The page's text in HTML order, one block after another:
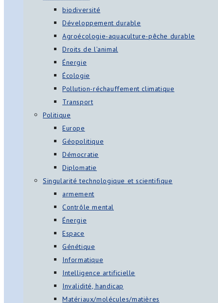
biodiversité
Développement durable
Agroécologie-aquaculture-pêche durable
Droits de l’animal
Énergie
Écologie
Pollution-réchauffement climatique
Transport
Politique
Europe
Géopolitique
Démocratie
Diplomatie
Singularité technologique et scientifique
armement
Contrôle mental
Énergie
Espace
Génétique
Informatique
Intelligence artificielle
Invalidité, handicap
Matériaux/molécules/matières